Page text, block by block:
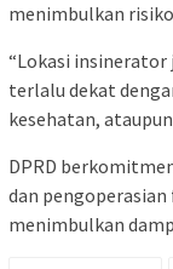
menimbulkan
“Lokasi insinerator
terlalu dekat
kesehatan,
DPRD
dan
menimbulkan